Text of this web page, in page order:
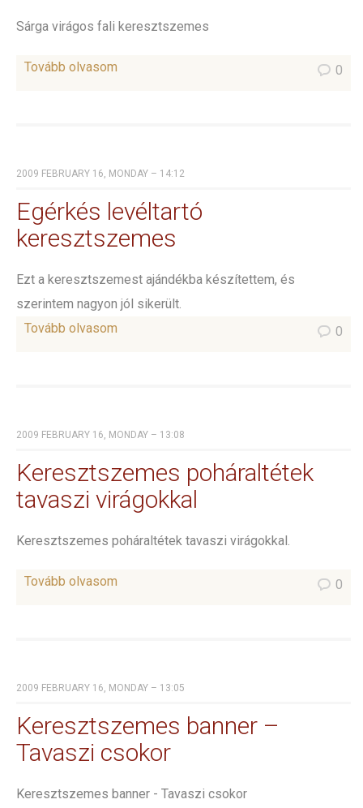
Sárga virágos fali keresztszemes
Tovább olvasom 0
2009 FEBRUARY 16, MONDAY – 14:12
Egérkés levéltartó
keresztszemes
Ezt a keresztszemest ajándékba készítettem, és
szerintem nagyon jól sikerült.
Tovább olvasom
0
2009 FEBRUARY 16, MONDAY – 13:08
Keresztszemes poháraltétek
tavaszi virágokkal
Keresztszemes poháraltétek tavaszi virágokkal.
Tovább olvasom 0
2009 FEBRUARY 16, MONDAY – 13:05
Keresztszemes banner –
Tavaszi csokor
Keresztszemes banner - Tavaszi csokor